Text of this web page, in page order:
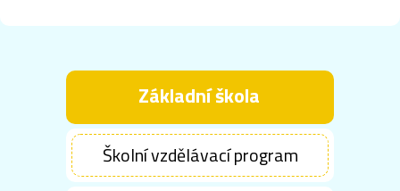
Základní škola
Školní vzdělávací program